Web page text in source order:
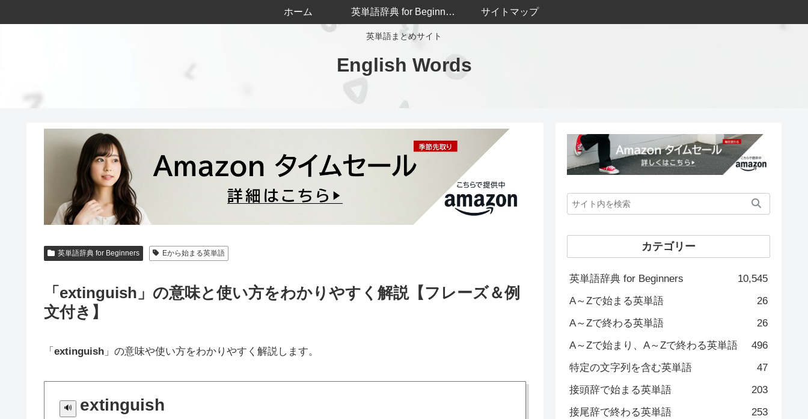
英単語まとめサイト
English Words
ホーム 英単語辞典 for Beginners サイトマップ
英単語辞典 for Beginners Eから始まる英単語
「extinguish」の意味と使い方をわかりやすく解説【フレーズ＆例
文付き】
「 extinguish 」の意味や使い方をわかりやすく解説します。
extinguish
カテゴリー
英単語辞典 for Beginners
10,545
A～Zで始まる英単語
26
A～Zで終わる英単語
26
A～Zで始まり、A～Zで終わる英単語
496
特定の文字列を含む英単語
47
接頭辞で始まる英単語
203
接尾辞で終わる英単語
253